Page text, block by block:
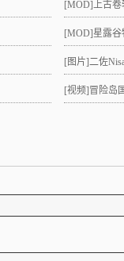
[MOD]上古卷
[MOD] 星露谷
[图片]二佐
[视频] 冒险岛国服